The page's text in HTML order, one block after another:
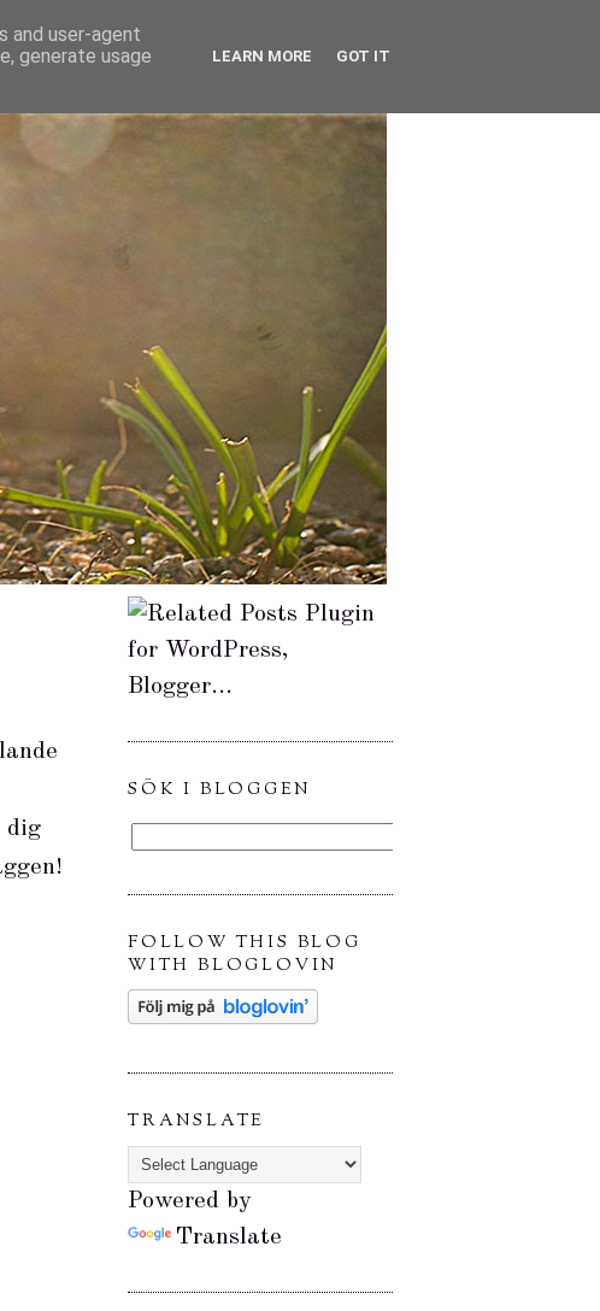
dig
SÖK I BLOGGEN
FOLLOW THIS BLOG
WITH BLOGLOVIN
TRANSLATE
Powered by
Translate
and user-agent
generate usage
LEARN MORE GOT IT